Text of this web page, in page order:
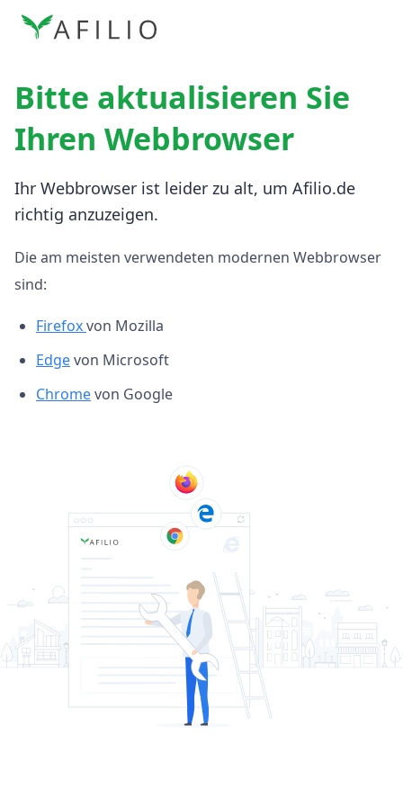
Bitte aktualisieren Sie
Ihren Webbrowser
Ihr Webbrowser ist leider zu alt, um Afilio.de
richtig anzuzeigen.
Die am meisten verwendeten modernen Webbrowser
sind:
Firefoxvon Mozilla
Edgevon Microsoft
Chromevon Google